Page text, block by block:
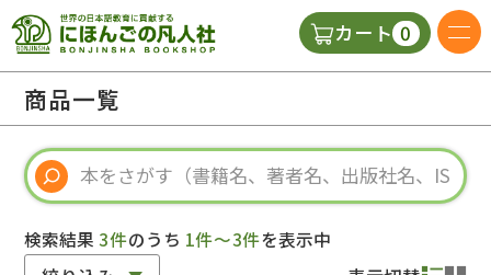
カート 0
視聴覚・補助教材
商品一覧
検索結果3件のうち 1件～3件を表示中